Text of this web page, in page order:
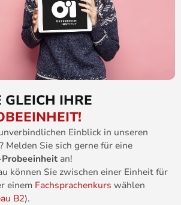
GLEICH IHRE
Einblick in unseren
Melden Sie sich gerne für eine
an!
können Sie zwischen einer Einheit für
einem Fachsprachenkurs wählen
B2).